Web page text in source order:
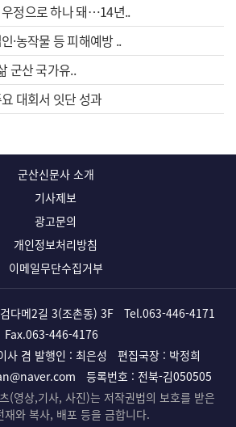
우정으로 하나 돼…14년..
·농작물 등 피해예방 ..
군산 국가유..
대회서 잇단 성과
군산신문사 소개
기사제보
광고문의
개인정보처리방침
이메일무단수집거부
다메2길 3(조촌동) 3F Tel.063-446-4171
Fax.063-446-4176
사 겸 발행인 : 최은성
편집국장 : 박정희
등록번호 : 전북-김050505
(영상,기사, 사진)는 저작권법의 보호를 받은
재와 복사, 배포 등을 금합니다.